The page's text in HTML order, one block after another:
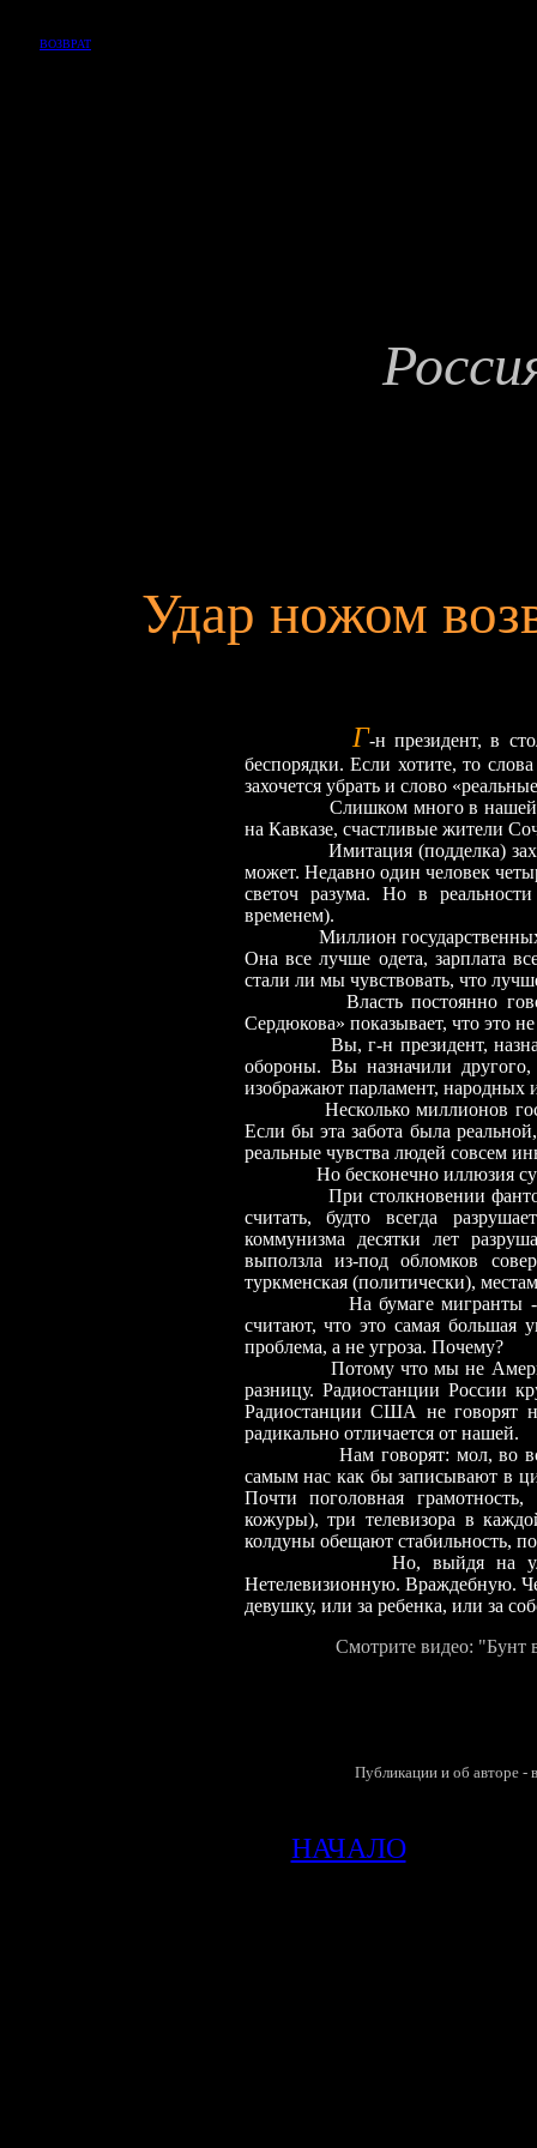
ВОЗВРАТ
Удар ножом
Г-н президент, в
беспорядки. Если хотите, то
захочется убрать и слово
Слишком много в
на Кавказе, счастливые жители
Имитация (подделка)
может. Недавно один человек
светоч разума. Но в
временем).
Миллион
Она все лучше одета, зарплата
стали ли мы чувствовать, что
Власть постоянно
Сердюкова» показывает, что это
Вы, г-н президент,
обороны. Вы назначили
изображают парламент, народных
Несколько миллионов
Если бы эта забота была
реальные чувства людей совсем
Но бесконечно иллюзия
При столкновении
считать, будто всегда
коммунизма десятки лет
выползла из-под обломков
туркменская (политически),
На бумаге мигранты
считают, что это самая большая
проблема, а не угроза. Почему?
Потому что мы не
разницу. Радиостанции России
Радиостанции США не говорят
радикально отличается от нашей.
Нам говорят: мол, во
самым нас как бы записывают в
Почти поголовная
кожуры), три телевизора в
колдуны обещают стабильность,
Но, выйдя на
Нетелевизионную. Враждебную.
девушку, или за ребенка, или за
Смотрите видео:
Публикации и об авторе -
НАЧАЛО